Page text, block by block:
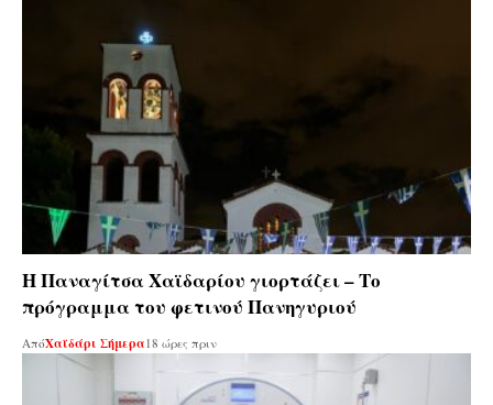
Η Παναγίτσα Χαϊδαρίου γιορτάζει – Το
πρόγραμμα του φετινού Πανηγυριού
ΑπόΧαϊδάρι Σήμερα 18 ώρες πριν